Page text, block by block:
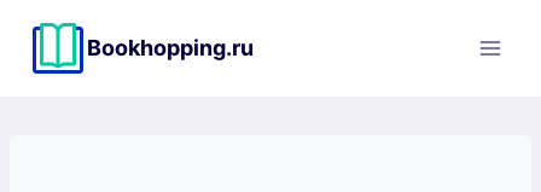
содержимому
Bookhopping.ru